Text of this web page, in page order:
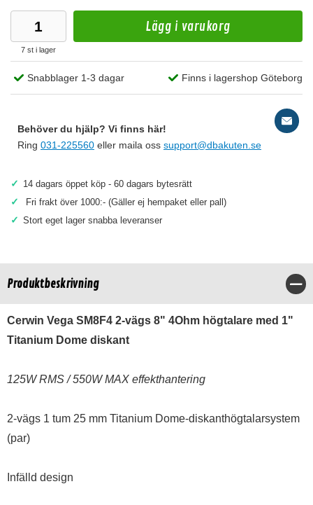
7 st i lager
Lägg i varukorg
Snabblager 1-3 dagar Finns i lagershop Göteborg
Behöver du hjälp? Vi finns här!
Ring 031-225560 eller maila oss support@dbakuten.se
✓ 14 dagars öppet köp - 60 dagars bytesrätt
✓ Fri frakt över 1000:- (Gäller ej hempaket eller pall)
✓ Stort eget lager snabba leveranser
Produktbeskrivning
Cerwin Vega SM8F4 2-vägs 8" 4Ohm högtalare med 1"
Titanium Dome diskant
125W RMS / 550W MAX effekthantering
2-vägs 1 tum 25 mm Titanium Dome-diskanthögtalarsystem
(par)
Infälld design